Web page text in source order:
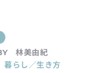
林美由紀
らし／生き方